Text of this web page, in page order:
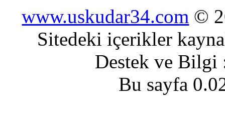
www.uskudar34.com ©
Sitedeki içerikler
Destek ve
Bu sayfa